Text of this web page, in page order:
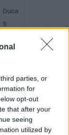
parties, or
for
opt-out
that after your
seeing
utilized by
Duca
ti
Yama
Stefano Manzi